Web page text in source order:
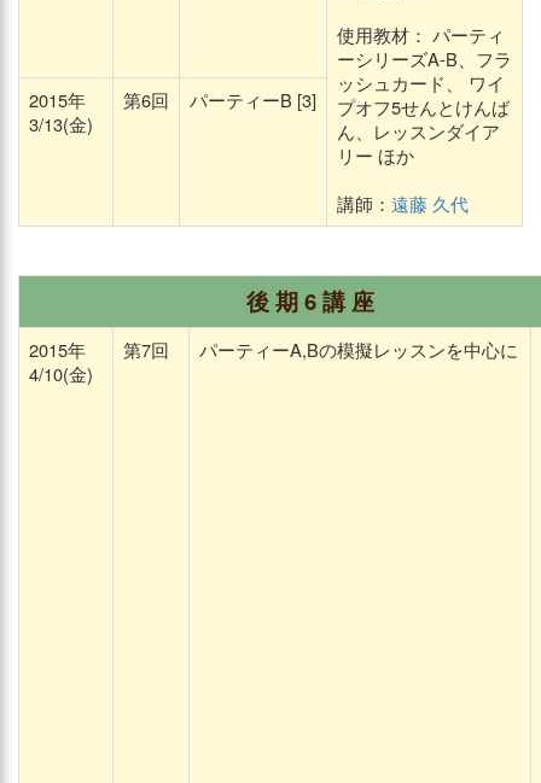
使用教材： パーティ
ーシリーズA-B、フラ
ッシュカード、 ワイ
プオフ5せんとけんば
ん、レッスンダイア
リー ほか
講師： 遠藤 久代
2015年
3/13(金)
第6回 パーティーB [3]
後 期 6 講 座
2015年
4/10(金)
第7回 パーティーA,Bの模擬レッスンを中心に